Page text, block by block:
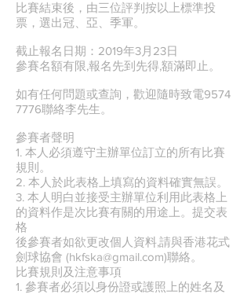
比賽結束後，由三位評判按以上標準投
票，選出冠、亞、季軍。
截止報名日期：2019年3月23日
參賽名額有限,報名先到先得,額滿即止。
如有任何問題或查詢，歡迎隨時致電9574
7776聯絡李先生。
參賽者聲明
1. 本人必須遵守主辦單位訂立的所有比賽
規則。
2. 本人於此表格上填寫的資料確實無誤。
3. 本人明白並接受主辦單位利用此表格上
的資料作是次比賽有關的用途上。提交表
格
後參賽者如欲更改個人資料,請與香港花式
劍球協會 (hkfska@gmail.com)聯絡。
比賽規則及注意事項
1. 參賽者必須以身份證或護照上的姓名及